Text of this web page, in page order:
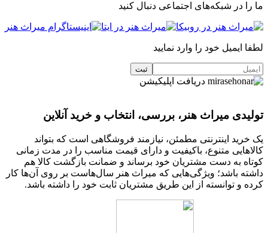
ما را در شبکه‌های اجتماعی دنبال کنید
لطفا ایمیل خود را وارد نمایید
دریافت اپلیکیشن
تولیدی میراث هنر، بررسی، انتخاب و خرید آنلاین
یک خرید اینترنتی مطمئن، نیازمند فروشگاهی است که بتواند
کالاهایی متنوع، باکیفیت و دارای قیمت مناسب را در مدت زمانی
کوتاه به دست مشتریان خود برساند و ضمانت بازگشت کالا هم
داشته باشد؛ ویژگی‌هایی که میراث هنر سال‌هاست بر روی آن‌ها کار
کرده و توانسته از این طریق مشتریان ثابت خود را داشته باشد.